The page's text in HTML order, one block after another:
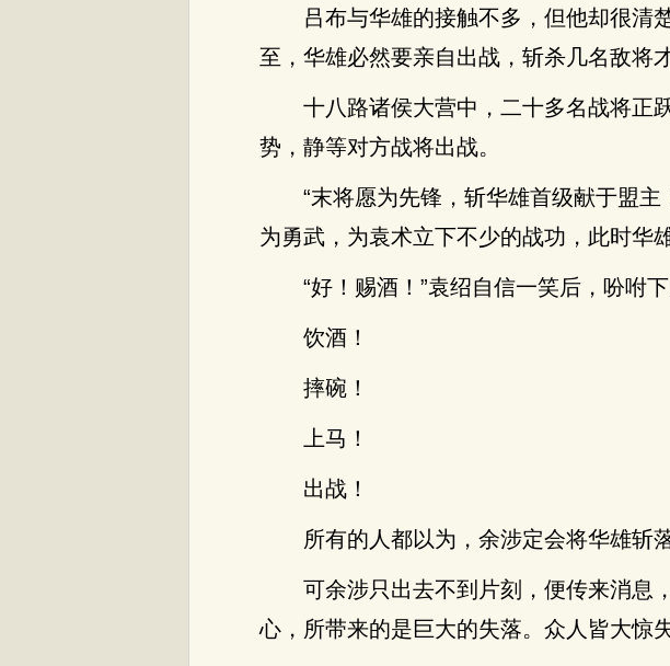
吕布与华雄的接触不多，但他却很清
至，华雄必然要亲自出战，斩杀几名敌将
十八路诸侯大营中，二十多名战将正
势，静等对方战将出战。
“末将愿为先锋，斩华雄首级献于盟
为勇武，为袁术立下不少的战功，此时华
“好！赐酒！”袁绍自信一笑后，吩咐
饮酒！
摔碗！
上马！
出战！
所有的人都以为，余涉定会将华雄斩
可余涉只出去不到片刻，便传来消息
心，所带来的是巨大的失落。众人皆大惊